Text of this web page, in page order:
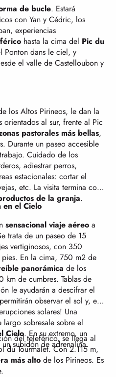
de bucle. Estará
con Yan y Cédric, los
experiencias
hasta la cima del Pic du
Ponton dans le ciel, y
el valle de Castelloubon y
los Altos Pirineos, le dan la
orientados al sur, frente al Pic
pastorales más bellas,
Durante un paseo accesible
Cuidado de los
adiestrar perros,
estacionales: cortar el
etc. La visita termina con
de la granja.
en el Cielo
sensacional viaje aéreo a
trata de un paseo de 15
vertiginosos, con 350
En la cima, 750 m2 de
panorámica de los
km de cumbres. Tablas de
le ayudarán a descifrar el
observar el sol y, en
solares! Una
largo sobresale sobre el
Cielo. En su extremo, un
subidón de adrenalina.
del teleférico, se llega al
du Tourmalet. Con 2.115 m,
más alto de los Pirineos. Es